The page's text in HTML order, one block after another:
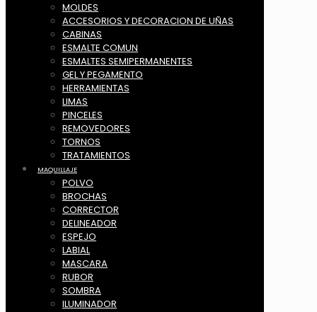
MOLDES
ACCESORIOS Y DECORACION DE UÑAS
CABINAS
ESMALTE COMUN
ESMALTES SEMIPERMANENTES
GEL Y PEGAMENTO
HERRAMIENTAS
LIMAS
PINCELES
REMOVEDORES
TORNOS
TRATAMIENTOS
MAQUILLAJE
POLVO
BROCHAS
CORRECTOR
DELINEADOR
ESPEJO
LABIAL
MASCARA
RUBOR
SOMBRA
ILUMINADOR